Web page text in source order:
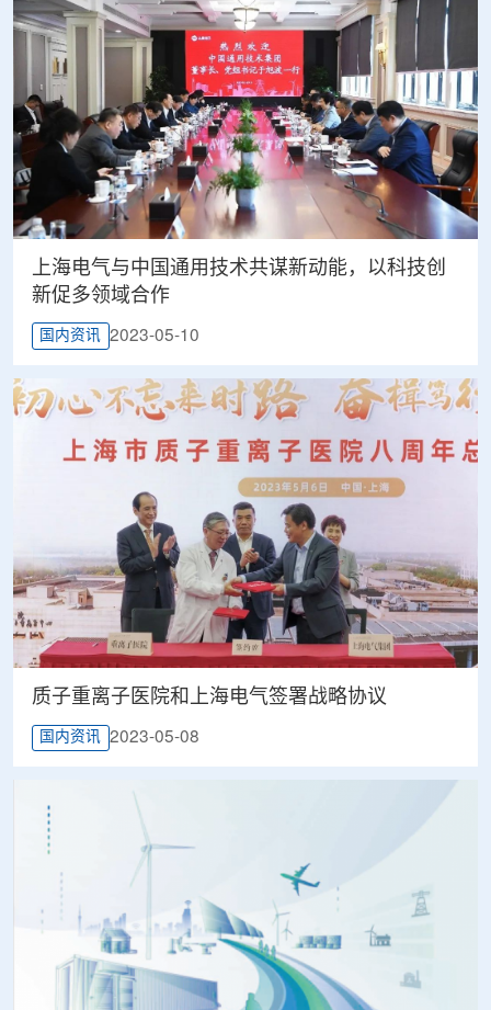
上海电气与中国通用技术共谋新动能，以科技创
新促多领域合作
国内资讯 2023-05-10
质子重离子医院和上海电气签署战略协议
国内资讯 2023-05-08